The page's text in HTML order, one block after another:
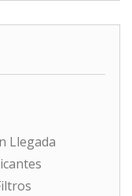
Llegada